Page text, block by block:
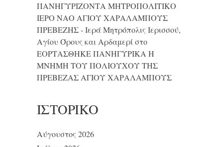
ΠΑΝΗΓΥΡΙΖΟΝΤΑ ΜΗΤΡΟΠΟΛΙΤΙΚΟ
ΙΕΡΟ ΝΑΟ ΑΓΙΟΥ ΧΑΡΑΛΑΜΠΟΥΣ
ΠΡΕΒΕΖΗΣ - Ιερά Μητρόπολις Ιερισσού,
Αγίου Όρους και Αρδαμερίστο
ΕΟΡΤΑΣΘΗΚΕ ΠΑΝΗΓΥΡΙΚΑ Η
ΜΝΗΜΗ ΤΟΥ ΠΟΛΙΟΥΧΟΥ ΤΗΣ
ΠΡΕΒΕΖΑΣ ΑΓΙΟΥ ΧΑΡΑΛΑΜΠΟΥΣ
ΙΣΤΟΡΙΚΌ
Αύγουστος 2026